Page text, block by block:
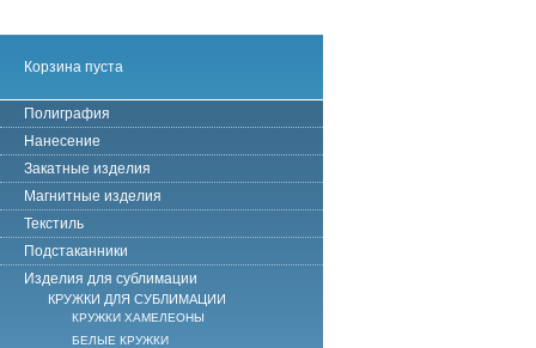
Корзина пуста
Полиграфия
Нанесение
Закатные изделия
Магнитные изделия
Текстиль
Подстаканники
Изделия для сублимации
КРУЖКИ ДЛЯ СУБЛИМАЦИИ
КРУЖКИ ХАМЕЛЕОНЫ
БЕЛЫЕ КРУЖКИ